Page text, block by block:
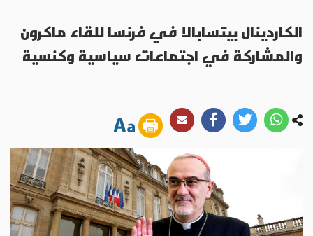
الكاردينال بيتسابالا في فرنسا للقاء ماكرون
والمشاركة في اجتماعات سياسية وكنسية